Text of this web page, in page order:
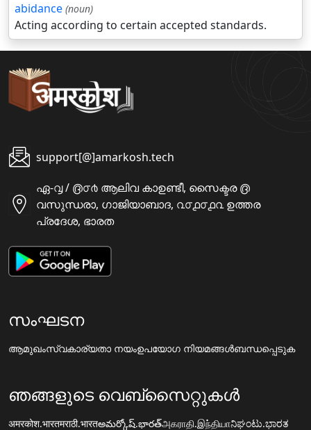
abidance (noun)
Acting according to certain accepted standards.
support[@]amarkosh.tech
ഏ-൮ / ൫൦൪ ആലിവ കാഉണ്ടീ, സൈക്ടര ൫
വസുന്ധരാ, ഗാജിയാബാദ, ൨൦൧൦൧൨ ഉത്തര
പ്രദേശ, ഭാരത
സംഘടന
ആമുഖംസ്വകാര്യതാ നയംഉപയോഗ നിയമങ്ങൾബന്ധപ്പെടുക
ഞങ്ങളുടെ വെബ്സൈറ്റുകൾ
अमरकोश.भारतमराठी.भारतఅమర్కోష్.భారత్அகராதி.இந்தியாನಿಘಂಟು.ಭಾರತ